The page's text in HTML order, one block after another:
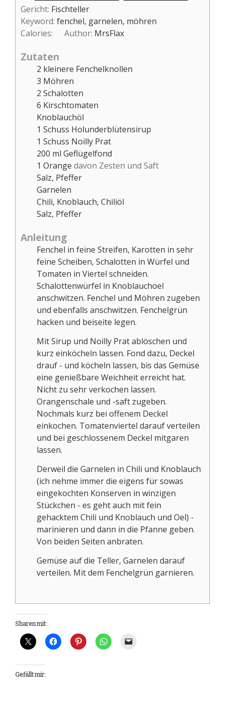
Gericht: Fischteller
Keyword: fenchel, garnelen, möhren
Calories:
Author: MrsFlax
Zutaten
2 kleinere Fenchelknollen
3 Möhren
2 Schalotten
6 Kirschtomaten
Knoblauchöl
1 Schuss Holunderblütensirup
1 Schuss Noilly Prat
200 ml Geflügelfond
1 Orange davon Zesten und Saft
Salz, Pfeffer
Garnelen
Chili, Knoblauch, Chiliöl
Salz, Pfeffer
Anleitung
Fenchel in feine Streifen, Karotten in sehr
feine Scheiben, Schalotten in Würfel und
Tomaten in Viertel schneiden.
Schalottenwürfel in Knoblauchoel
anschwitzen. Fenchel und Möhren zugeben
und ebenfalls anschwitzen. Fenchelgrün
hacken und beiseite legen.
Mit Sirup und Noilly Prat ablöschen und
kurz einköcheln lassen. Fond dazu, Deckel
drauf - und köcheln lassen, bis das Gemüse
eine genießbare Weichheit erreicht hat.
Nicht zu sehr verkochen lassen.
Orangenschale und -saft zugeben.
Nochmals kurz bei offenem Deckel
einkochen. Tomatenviertel darauf verteilen
und bei geschlossenem Deckel mitgaren
lassen.
Derweil die Garnelen in Chili und Knoblauch
(ich nehme immer die eigens für sowas
eingekochten Konserven in winzigen
Stückchen - es geht auch mit fein
gehacktem Chili und Knoblauch und Oel) -
marinieren und dann in die Pfanne geben.
Von beiden Seiten anbraten.
Gemüse auf die Teller, Garnelen darauf
verteilen. Mit dem Fenchelgrün garnieren.
Sharen mit:
Gefällt mir: